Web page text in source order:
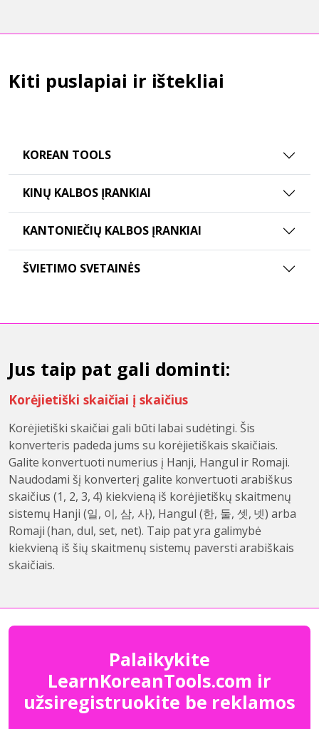
Kiti puslapiai ir ištekliai
KOREAN TOOLS
KINŲ KALBOS ĮRANKIAI
KANTONIEČIŲ KALBOS ĮRANKIAI
ŠVIETIMO SVETAINĖS
Jus taip pat gali dominti:
Korėjietiški skaičiai į skaičius
Korėjietiški skaičiai gali būti labai sudėtingi. Šis
konverteris padeda jums su korėjietiškais skaičiais.
Galite konvertuoti numerius į Hanji, Hangul ir Romaji.
Naudodami šį konverterį galite konvertuoti arabiškus
skaičius (1, 2, 3, 4) kiekvieną iš korėjietiškų skaitmenų
sistemų Hanji (일, 이, 삼, 사), Hangul (한, 둘, 셋, 넷) arba
Romaji (han, dul, set, net). Taip pat yra galimybė
kiekvieną iš šių skaitmenų sistemų paversti arabiškais
skaičiais.
Palaikykite
LearnKoreanTools.com ir
užsiregistruokite be reklamos